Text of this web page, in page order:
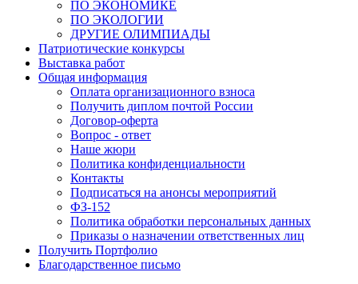
ПО ЭКОНОМИКЕ
ПО ЭКОЛОГИИ
ДРУГИЕ ОЛИМПИАДЫ
Патриотические конкурсы
Выставка работ
Общая информация
Оплата организационного взноса
Получить диплом почтой России
Договор-оферта
Вопрос - ответ
Наше жюри
Политика конфиденциальности
Контакты
Подписаться на анонсы мероприятий
ФЗ-152
Политика обработки персональных данных
Приказы о назначении ответственных лиц
Получить Портфолио
Благодарственное письмо